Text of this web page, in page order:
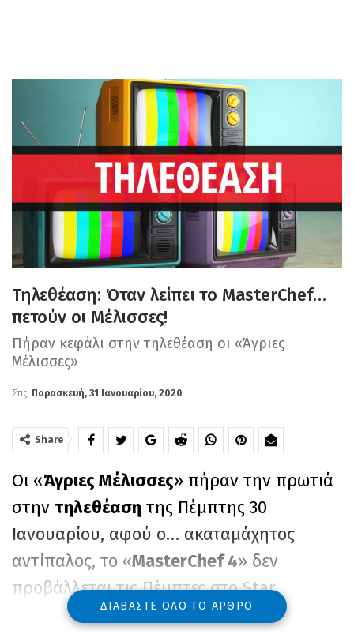
Τηλεθέαση: Όταν λείπει το MasterChef…
πετούν οι Μέλισσες!
Πήραν κεφάλι στην τηλεθέαση οι «Άγριες
Μέλισσες»
Στις Παρασκευή, 31 Ιανουαρίου, 2020
Share
Οι «Άγριες Μέλισσες» πήραν την πρωτιά
στην τηλεθέαση της Πέμπτης 30
Ιανουαρίου, αφού ο… ακαταμάχητος
αντίπαλος, το «MasterChef 4» δεν
προβάλλεται τις Πέμπτες στο Star,
περνώντας έτσι μπροστά από τον
ΔΙΑΒΆΣΤΕ ΌΛΟ ΤΟ ΆΡΘΡΟ